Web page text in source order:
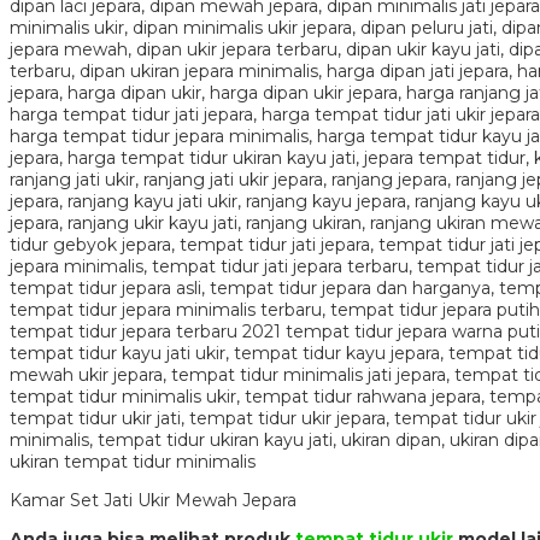
Kamar Set Jati Ukir Mewah Jepara